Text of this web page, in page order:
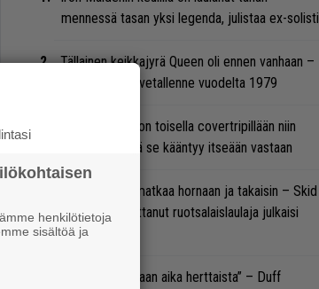
mennessä tasan yksi legenda, julistaa ex-solisti
Tällainen keikkajyrä Queen oli ennen vanhaan –
katso tulinen livetallenne vuodelta 1979
Arvio: Saimaa on toisella covertripillään niin
suvereeni, että se kääntyy itseään vastaan
Erik Grönwall matkaa hornaan ja takaisin – Skid
Row’ssa vaikuttanut ruotsalaislaulaja julkaisi
uuden videon
”Se oli oikeastaan aika herttaista” – Duff
henkilötietoja
sisältöä ja